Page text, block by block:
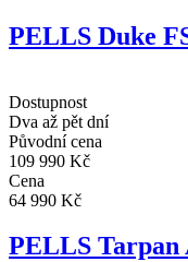
PELLS Duke
Dostupnost
Dva až pět dní
Původní cena
109 990 Kč
Cena
64 990 Kč
PELLS Tarpan